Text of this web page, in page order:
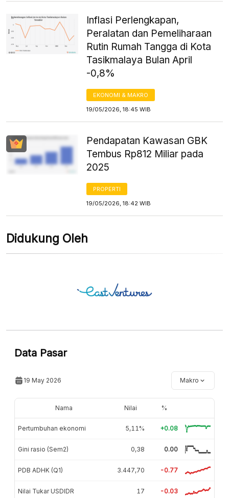
Inflasi Perlengkapan,
Peralatan dan Pemeliharaan
Rutin Rumah Tangga di Kota
Tasikmalaya Bulan April
-0,8%
EKONOMI & MAKRO
19/05/2026, 18:45 WIB
Pendapatan Kawasan GBK
Tembus Rp812 Miliar pada
2025
PROPERTI
19/05/2026, 18:42 WIB
Didukung Oleh
Data Pasar
19 May 2026 Makro
Nama Nilai %
Pertumbuhan ekonomi 5,11% +0.08
Gini rasio (Sem2) 0,38 0.00
PDB ADHK (Q1) 3.447,70 -0.77
Nilai Tukar USDIDR 17 -0.03